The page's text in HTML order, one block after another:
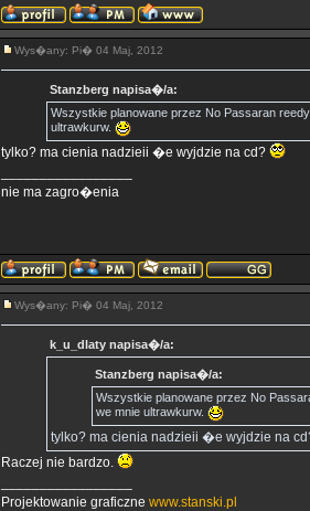
Wys�any: Pi� 04 Maj, 2012
Stanzberg napisa�/a:
Wszystkie planowane przez No Passaran
ultrawkurw.
tylko? ma cienia nadzieii �e wyjdzie na cd?
nie ma zagro�enia
Wys�any: Pi� 04 Maj, 2012
k_u_dlaty napisa�/a:
Stanzberg napisa�/a:
Wszystkie planowane przez No
we mnie ultrawkurw.
tylko? ma cienia nadzieii �e wyjdzie na
Raczej nie bardzo.
Projektowanie graficzne www.stanski.pl